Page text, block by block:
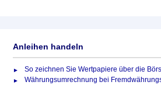
Anleihen handeln
So zeichnen Sie Wertpapiere über die
Währungsumrechnung bei